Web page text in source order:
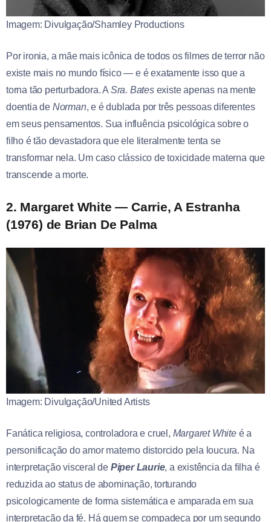
Imagem: Divulgação/Shamley Productions
Por ironia, a mãe mais icônica de todos os filmes de terror não
existe mais no mundo físico — e é exatamente isso que a
torna tão perturbadora. A Sra. Batesexiste apenas na mente
doentia de Norman, e é dublada por três pessoas diferentes
em seus pensamentos. Sua influência psicológica sobre o
filho é tão devastadora que ele literalmente tenta se
transformar nela. Um caso clássico de toxicidade materna que
transcende a morte.
2. Margaret White — Carrie, A Estranha
(1976) de Brian De Palma
Imagem: Divulgação/United Artists
Fanática religiosa, controladora e cruel, Margaret Whiteé a
personificação do amor materno distorcido pela loucura. Na
interpretação visceral de Piper Laurie, a existência da filha é
reduzida ao status de abominação, torturando
psicologicamente de forma sistemática e amparada em sua
interpretação da fé. Há quem se compadeça por um segundo